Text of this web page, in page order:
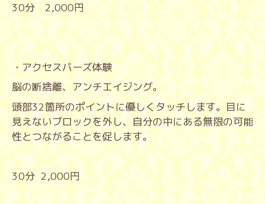
30分2,000円
・アクセスバーズ体験
脳の断捨離、アンチエイジング。
頭部32箇所のポイントに優しくタッチします。目に
見えないブロックを外し、自分の中にある無限の可能
性とつながることを促します。
30分 2,000円